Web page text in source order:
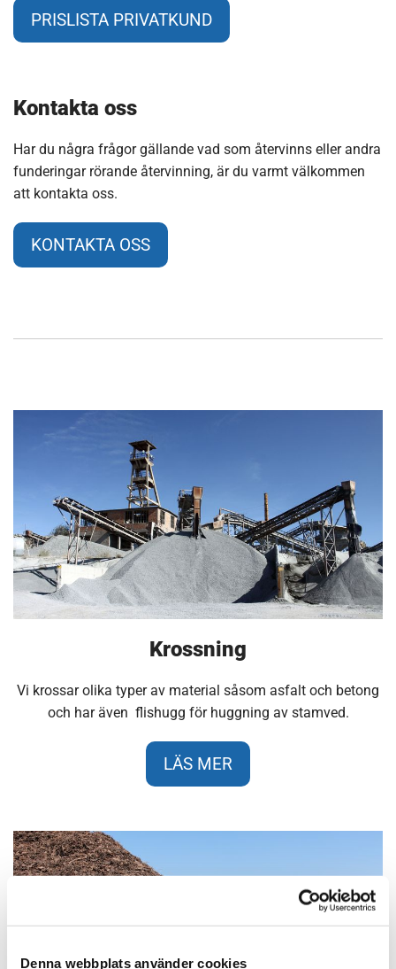
Denna webbplats använder cookies
PRISLISTA PRIVATKUND
Kontakta oss
Har du några frågor gällande vad som återvinns eller andra
funderingar rörande återvinning, är du varmt välkommen
att kontakta oss.
KONTAKTA OSS
Krossning
Vi krossar olika typer av material såsom asfalt och betong
och har även flishugg för huggning av stamved.
LÄS MER